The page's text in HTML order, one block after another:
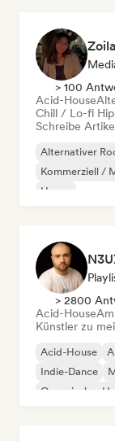
> 100
Acid-House
Chill / Lo-fi
Schreibe
Alternativer
Kommerziell /
House
> 2800
Acid-House
Künstler zu
Acid-House
Indie-Dance
Organischer